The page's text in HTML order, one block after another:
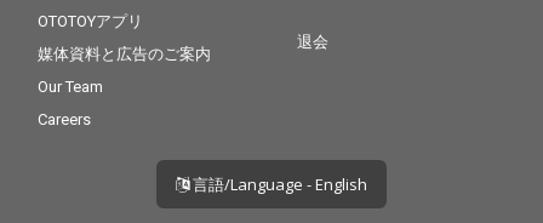
OTOTOYアプリ
媒体資料と広告のご案内
Our Team
Careers
退会
言語/Language - English